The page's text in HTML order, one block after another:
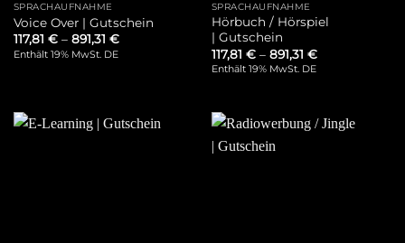
SPRACHAUFNAHME
Voice Over | Gutschein
117,81 € – 891,31 €
Enthält 19% MwSt. DE
SPRACHAUFNAHME
Hörbuch / Hörspiel
| Gutschein
117,81 € – 891,31 €
Enthält 19% MwSt. DE